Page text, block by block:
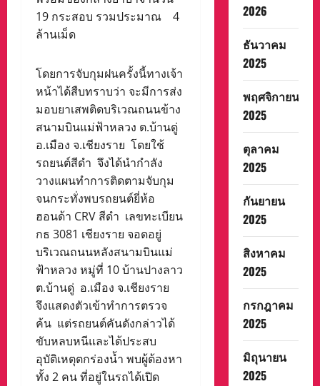
19 กระสอบ รวมประมาณ 4
ล้านเม็ด
โดยการจับกุมฝนครั้งนี้ทางเจ้า
หน้าได้สืบทราบว่า จะมีการส่ง
มอบยาเสพติดบริเวณถนนข้าง
สนามบินแม่ฟ้าหลวง ต.บ้านดู่
อ.เมือง จ.เชียงราย โดยใช้
รถยนต์สีดำ จึงได้นำกำลัง
วางแผนทำการติดตามจับกุม
จนกระทั่งพบรถยนต์ยี่ห้อ
ฮอนด้า CRV สีดำ เลขทะเบียน
กธ 3081 เชียงราย จอดอยู่
บริเวณถนนหลังสนามบินแม่
ฟ้าหลวง หมู่ที่ 10 บ้านปางลาว
ต.บ้านดู่ อ.เมือง จ.เชียงราย
จึงแสดงตัวเข้าทำการตรวจ
ค้น แต่รถยนต์คันดังกล่าวได้
ขับหลบหนีและได้ประสบ
อุบัติเหตุตกร่องน้ำ พบผู้ต้องหา
ทั้ง 2 คน ที่อยู่ในรถได้เปิด
2026
ธันวาคม
2025
พฤศจิกายน
2025
ตุลาคม
2025
กันยายน
2025
สิงหาคม
2025
กรกฎาคม
2025
มิถุนายน
2025